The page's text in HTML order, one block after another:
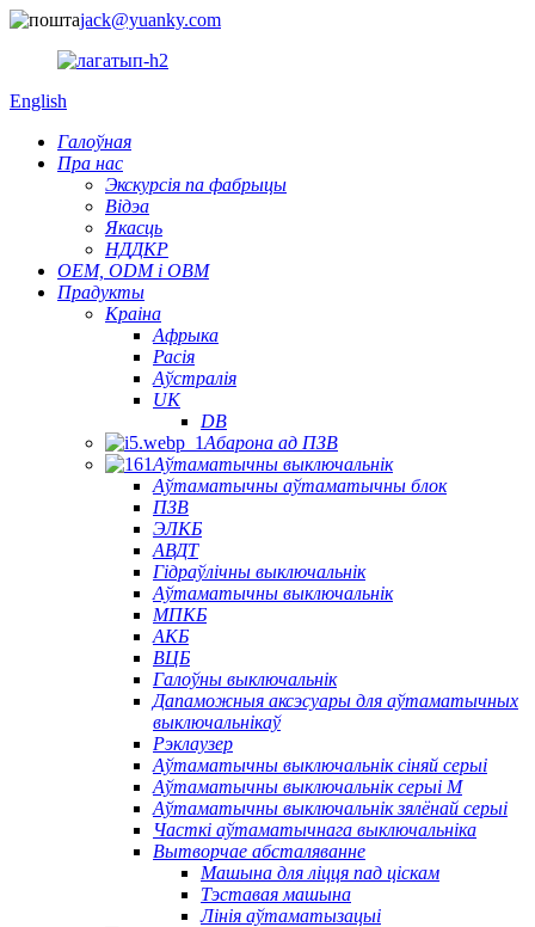
jack@yuanky.com
English
Галоўная
Пра нас
Экскурсія па фабрыцы
Відэа
Якасць
НДДКР
OEM, ODM і OBM
Прадукты
Краіна
Афрыка
Расія
Аўстралія
UK
DB
Абарона ад ПЗВ
Аўтаматычны выключальнік
Аўтаматычны аўтаматычны блок
ПЗВ
ЭЛКБ
АВДТ
Гідраўлічны выключальнік
Аўтаматычны выключальнік
МПКБ
АКБ
ВЦБ
Галоўны выключальнік
Дапаможныя аксэсуары для аўтаматычных
выключальнікаў
Рэклаузер
Аўтаматычны выключальнік сіняй серыі
Аўтаматычны выключальнік серыі M
Аўтаматычны выключальнік зялёнай серыі
Часткі аўтаматычнага выключальніка
Вытворчае абсталяванне
Машына для ліцця пад ціскам
Тэставая машына
Лінія аўтаматызацыі